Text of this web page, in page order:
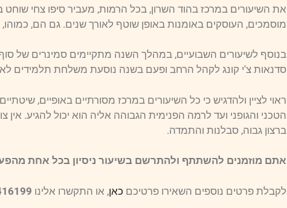
את השיעורים במרכז בהוד השרון, בכל הרמות, מעביר סיפו צחי
מוסמכים, העוסקים באומנות באופן שוטף לאורך שנים. גם הם,
בנוסף לשיעורים השבועיים, במהלך השנה מתקיימים סמינרים של
סדנאות צ'י קונג לקהל הרחב ופעם בשנה נוסעת משלחת תלמידים
ראוי לציין ולהדגיש כי כל השיעורים במרכז מסורתיים באופיים,
הטכני והגופני ועד לרמה הפנימית הגבוהה אליה הוא יכול להגיע.
ברצון גבוה, סבלנות והתמדה.
אתם מוזמנים להשתתף ולהתרשם בשיעור ניסיון בכל אחת
לקבלת פרטים נוספים השאירו פרטיכם כאן, או התקשרו אלינו